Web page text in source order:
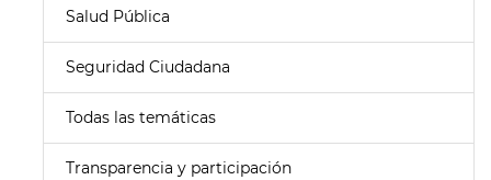
Salud Pública
Seguridad Ciudadana
Todas las temáticas
Transparencia y participación